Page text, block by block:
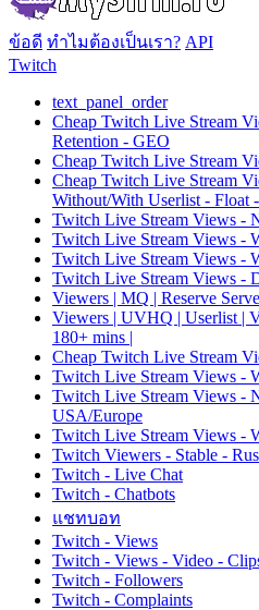
ข้อดี ทำไมต้องเป็นเรา? API
Twitch
text_panel_order
Cheap Twitch Live Stream
Retention - GEO
Cheap Twitch Live Stream
Cheap Twitch Live Stream
Without/With Userlist - Float
Twitch Live Stream Views -
Twitch Live Stream Views -
Twitch Live Stream Views -
Twitch Live Stream Views -
Viewers | MQ | Reserve
Viewers | UVHQ | Userlist |
180+ mins |
Cheap Twitch Live Stream
Twitch Live Stream Views -
Twitch Live Stream Views -
USA/Europe
Twitch Live Stream Views -
Twitch Viewers - Stable -
Twitch - Live Chat
Twitch - Chatbots
แชทบอท
Twitch - Views
Twitch - Views - Video -
Twitch - Followers
Twitch - Complaints